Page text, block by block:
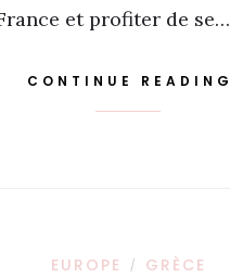
et profiter de se…
CONTINUE READING
EUROPE / GRÈCE